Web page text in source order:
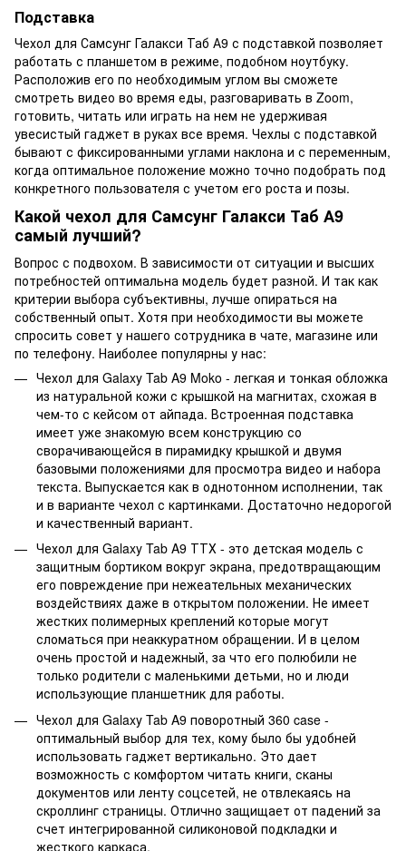
Подставка
Чехол для Самсунг Галакси Таб А9 с подставкой позволяет
работать с планшетом в режиме, подобном ноутбуку.
Расположив его по необходимым углом вы сможете
смотреть видео во время еды, разговаривать в Zoom,
готовить, читать или играть на нем не удерживая
увесистый гаджет в руках все время. Чехлы с подставкой
бывают с фиксированными углами наклона и с переменным,
когда оптимальное положение можно точно подобрать под
конкретного пользователя с учетом его роста и позы.
Какой чехол для Самсунг Галакси Таб А9
самый лучший?
Вопрос с подвохом. В зависимости от ситуации и высших
потребностей оптимальна модель будет разной. И так как
критерии выбора субъективны, лучше опираться на
собственный опыт. Хотя при необходимости вы можете
спросить совет у нашего сотрудника в чате, магазине или
по телефону. Наиболее популярны у нас:
Чехол для Galaxy Tab A9 Moko - легкая и тонкая обложка
из натуральной кожи с крышкой на магнитах, схожая в
чем-то с кейсом от айпада. Встроенная подставка
имеет уже знакомую всем конструкцию со
сворачивающейся в пирамидку крышкой и двумя
базовыми положениями для просмотра видео и набора
текста. Выпускается как в однотонном исполнении, так
и в варианте чехол с картинками. Достаточно недорогой
и качественный вариант.
Чехол для Galaxy Tab A9 ТТХ - это детская модель с
защитным бортиком вокруг экрана, предотвращающим
его повреждение при нежеательных механических
воздействиях даже в открытом положении. Не имеет
жестких полимерных креплений которые могут
сломаться при неаккуратном обращении. И в целом
очень простой и надежный, за что его полюбили не
только родители с маленькими детьми, но и люди
использующие планшетник для работы.
Чехол для Galaxy Tab A9 поворотный 360 case -
оптимальный выбор для тех, кому было бы удобней
использовать гаджет вертикально. Это дает
возможность с комфортом читать книги, сканы
документов или ленту соцсетей, не отвлекаясь на
скроллинг страницы. Отлично защищает от падений за
счет интегрированной силиконовой подкладки и
жесткого каркаса.